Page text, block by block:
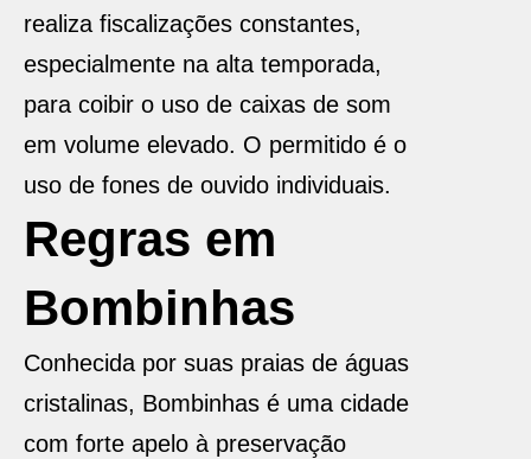
realiza fiscalizações constantes,
especialmente na alta temporada,
para coibir o uso de caixas de som
em volume elevado. O permitido é o
uso de fones de ouvido individuais.
Regras em
Bombinhas
Conhecida por suas praias de águas
cristalinas, Bombinhas é uma cidade
com forte apelo à preservação